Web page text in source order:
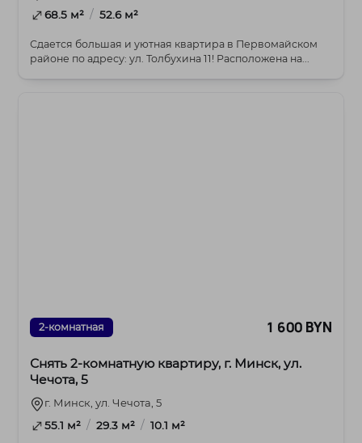
68.5 м² / 52.6 м²
Сдается большая и уютная квартира в Первомайском
районе по адресу: ул. Толбухина 11! Расположена на...
2-комнатная 1 600 BYN
Снять 2-комнатную квартиру, г. Минск, ул.
Чечота, 5
г. Минск, ул. Чечота, 5
55.1 м² / 29.3 м² / 10.1 м²